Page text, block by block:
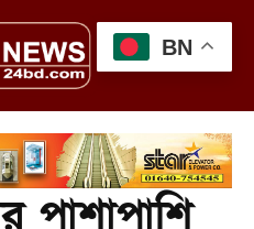
BN